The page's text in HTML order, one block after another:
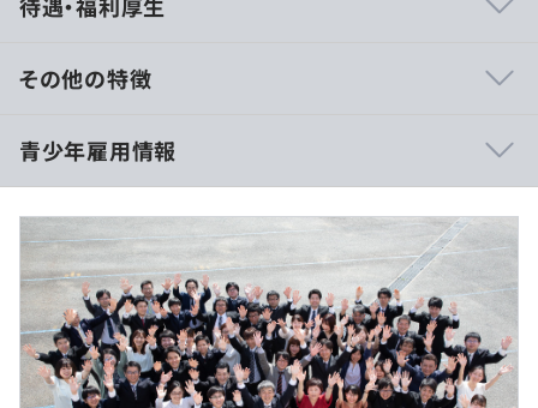
◆商品バーコード
（小売店レジ／物流現場）
◆Webサイト注文
（通販／座席予約）
◆追跡サービス
商品の出荷元や動態履歴を確認するシステム（荷物配送／
食品トレーサビリティ）
◆商品検索
指定された条件に該当する商品を検索するシステム（物件
検索／レンタル商品）等多数
・基本給：122,000円
・技術手当：83,000円
（※想定年収は年収提示額を保証するものではありません）
その他の特徴
青少年雇用情報
過去３年間の新卒採用者数・離職者数
前年度 採用者数7人 離職者数0人
2年度前 採用者数10人 離職者数2人
3年度前 採用者数13人 離職者数2人
過去３年間の新卒採用者数の男女別人数